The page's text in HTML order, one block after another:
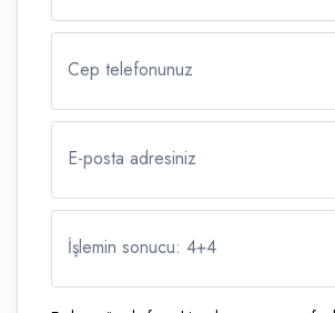
Cep telefonunuz
E-posta adresiniz
İşlemin sonucu: 4+4